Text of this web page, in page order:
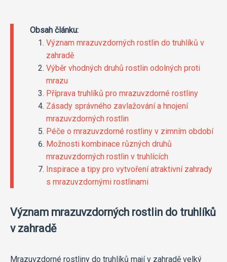
Obsah článku:
Význam mrazuvzdorných rostlin do truhlíků v
zahradě
Výběr vhodných druhů rostlin odolných proti
mrazu
Příprava truhlíků pro mrazuvzdorné rostliny
Zásady správného zavlažování a hnojení
mrazuvzdorných rostlin
Péče o mrazuvzdorné rostliny v zimním období
Možnosti kombinace různých druhů
mrazuvzdorných rostlin v truhlících
Inspirace a tipy pro vytvoření atraktivní zahrady
s mrazuvzdornými rostlinami
Význam mrazuvzdorných rostlin do truhlíků
v zahradě
Mrazuvzdorné rostliny do truhlíků mají v zahradě velký